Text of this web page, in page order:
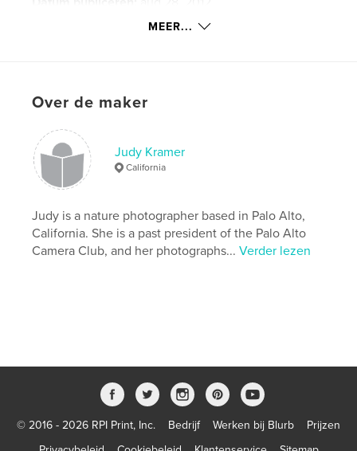
aug 28, 2012
wildflowers , California
inspiration
MEER...
Over de maker
Judy Kramer
California
Judy is a nature photographer based in Palo Alto,
California. She is a past president of the Palo Alto
Camera Club, and her photographs...Verder lezen
© 2016 - 2026 RPI Print, Inc. Bedrijf Werken bij Blurb
Prijzen